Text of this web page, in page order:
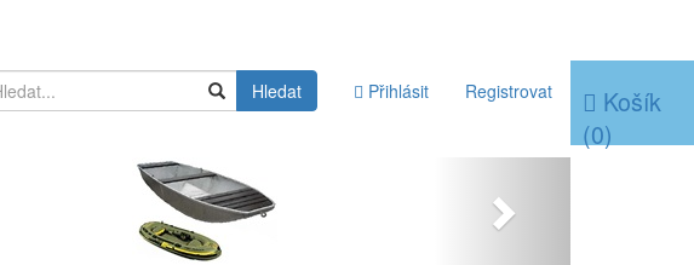
Hledat Přihlásit Registrovat
Košík
(0)